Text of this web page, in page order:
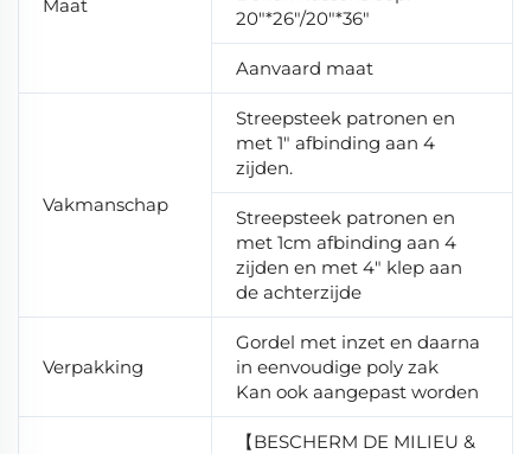
Maat
20"*26"/20"*36"
Aanvaard maat
Vakmanschap
Streepsteek patronen en
met 1" afbinding aan 4
zijden.
Streepsteek patronen en
met 1cm afbinding aan 4
zijden en met 4" klep aan
de achterzijde
Verpakking
Gordel met inzet en daarna
in eenvoudige poly zak
Kan ook aangepast worden
【BESCHERM DE MILIEU &